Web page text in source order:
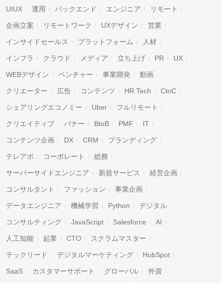
UIUX 運用 バックエンド エンジニア リモート
企画立案 リモートワーク UXデザイン 営業
インサイドセールス プラットフォーム 人材
インフラ クラウド メディア 立ち上げ PR UX
WEBデザイン ベンチャー 事業開発 動画
クリエーター 広告 コンテンツ HR Tech CtoC
シェアリングエコノミー Uber フルリモート
クリエイティブ バナー BtoB PMF IT
コンテンツ企画 DX CRM ブランディング
テレアポ コーポレート 総務
サーバーサイドエンジニア 新規サービス 経営企画
コンサルタント ファッション 事業企画
データエンジニア 機械学習 Python デジタル
コンサルティング JavaScript Salesforce AI
人工知能 起業 CTO スクラムマスター
テックリード デジタルマーケティング HubSpot
SaaS カスタマーサポート グローバル 外資